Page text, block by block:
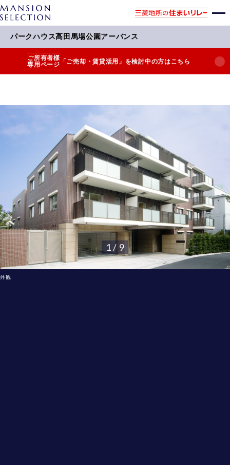
パークハウス高田馬場公園アーバンス
ご所有者様
専用ページ 「ご売却・賃貸活用」を検討中の方はこちら
外観
1 / 9